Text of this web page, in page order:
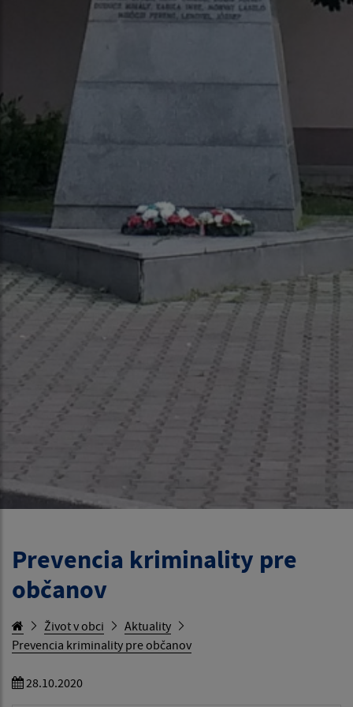
Prevencia kriminality pre
občanov
Život v obci
Aktuality
Prevencia kriminality pre občanov
28.10.2020